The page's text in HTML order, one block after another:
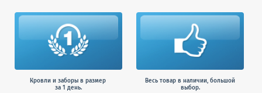
Кровли и заборы в размер
за 1 день.
Весь товар в наличии, большой
выбор.